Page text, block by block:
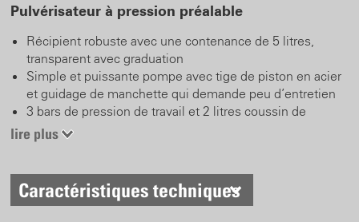
Pulvérisateur à pression préalable
Récipient robuste avec une contenance de 5 litres,
transparent avec graduation
Simple et puissante pompe avec tige de piston en acier
et guidage de manchette qui demande peu d’entretien
3 bars de pression de travail et 2 litres coussin de
pression
Soupape de sécurité
Lance de 40 cm avec une buse réglable en plastique
coudée
lire plus
Caractéristiques techniques